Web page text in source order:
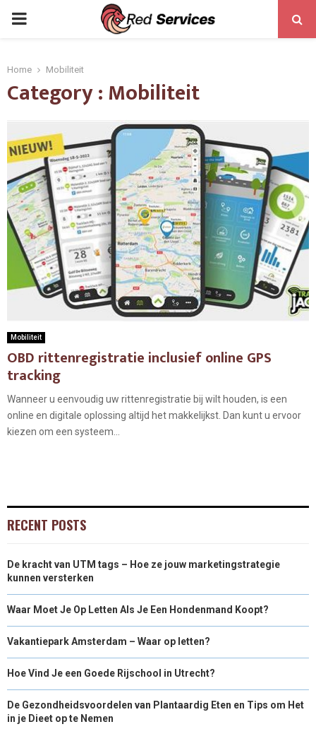
PRIMARY
Home Mobiliteit
Category : Mobiliteit
Mobiliteit
OBD rittenregistratie inclusief online GPS
tracking
Wanneer u eenvoudig uw rittenregistratie bij wilt houden, is een
online en digitale oplossing altijd het makkelijkst. Dan kunt u ervoor
kiezen om een systeem...
RECENT POSTS
De kracht van UTM tags – Hoe ze jouw marketingstrategie
kunnen versterken
Waar Moet Je Op Letten Als Je Een Hondenmand Koopt?
Vakantiepark Amsterdam – Waar op letten?
Hoe Vind Je een Goede Rijschool in Utrecht?
De Gezondheidsvoordelen van Plantaardig Eten en Tips om Het
in je Dieet op te Nemen